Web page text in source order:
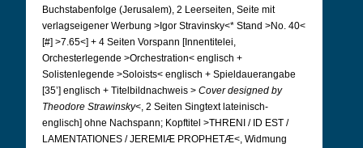
Buchstabenfolge (Jerusalem), 2 Leerseiten, Seite mit
verlagseigener Werbung >Igor Stravinsky<* Stand >No. 40<
[#] >7.65<] + 4 Seiten Vorspann [Innentitelei,
Orchesterlegende >Orchestration< englisch +
Solistenlegende >Soloists< englisch + Spieldauerangabe
[35’] englisch + Titelbildnachweis > Cover designed by
Theodore Strawinsky<, 2 Seiten Singtext lateinisch-
englisch] ohne Nachspann; Kopftitel >THRENI / ID EST /
LAMENTATIONES / JEREMIÆ PROPHETÆ<, Widmung